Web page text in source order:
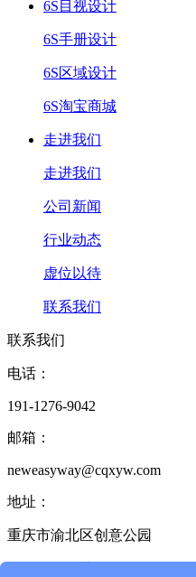
6S目视设计
6S手册设计
6S区域设计
6S淘宝商城
走进我们
走进我们
公司新闻
行业动态
虚位以待
联系我们
联系我们
电话：
191-1276-9042
邮箱：
neweasyway@cqxyw.com
地址：
重庆市渝北区创意公园